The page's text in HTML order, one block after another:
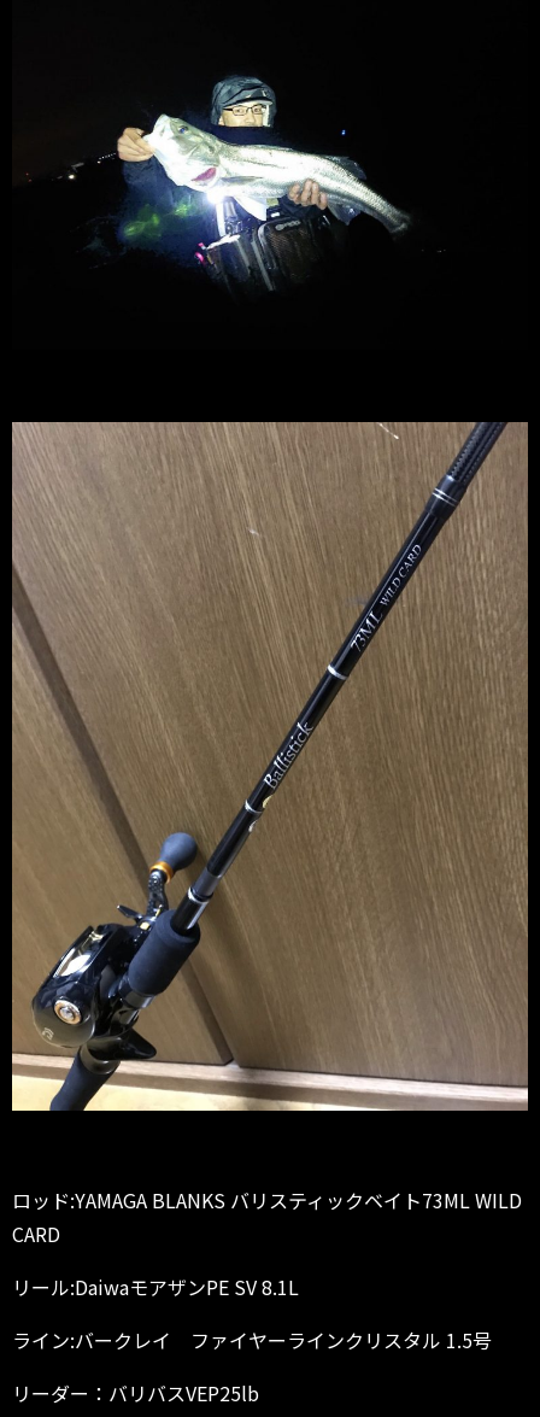
ロッド:YAMAGA BLANKS バリスティックベイト73ML WILD
CARD
リール:DaiwaモアザンPE SV 8.1L
ライン:バークレイ ファイヤーラインクリスタル 1.5号
リーダー：バリバスVEP25lb